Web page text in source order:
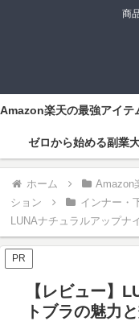
商
ゼロから始める副業
ホーム Amazon
ション
インナー・
LUNAナチュラルアップナ
PR
【レビュー】
トブラの魅力